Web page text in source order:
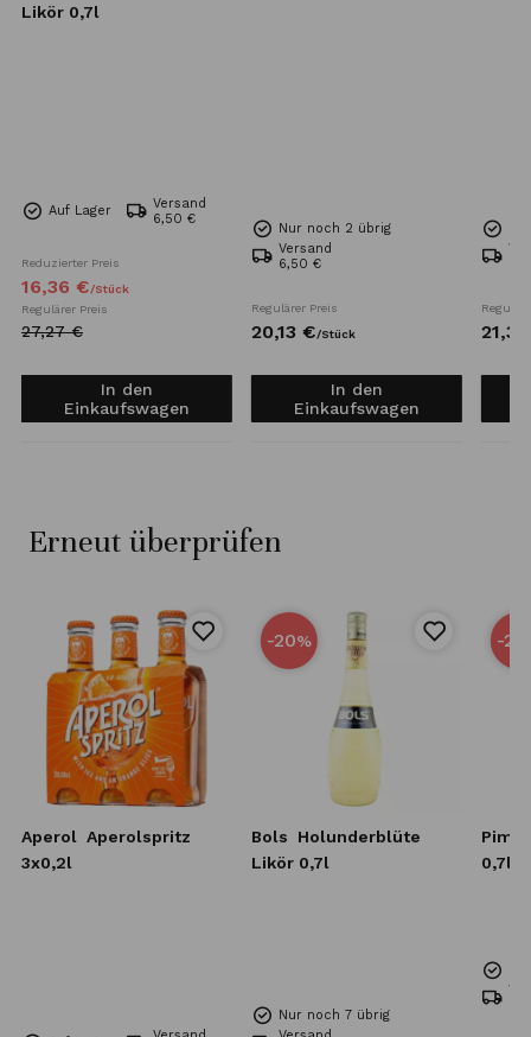
Likör 0,7l
Auf Lager
Versand
6,50 €
Reduzierter Preis
16,36 €/Stück
Regulärer Preis
27,27 €
In den
Einkaufswagen
Nur noch 2 übrig
Versand
6,50 €
Regulärer Preis
20,13 €/Stück
In den
Einkaufswagen
21,35
Erneut überprüfen
Aperol Aperolspritz
3x0,2l
-20%
Bols
Holunderblüte
Likör 0,7l
Nur noch 7 übrig
-25
0,7l